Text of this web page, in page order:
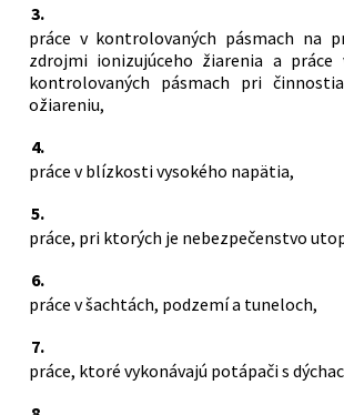
3.
práce v kontrolovaných pásmach na
zdrojmi ionizujúceho žiarenia a práce
kontrolovaných pásmach pri
ožiareniu,
4.
práce v blízkosti vysokého napätia,
5.
práce, pri ktorých je nebezpečenstvo
6.
práce v šachtách, podzemí a tuneloch,
7.
práce, ktoré vykonávajú potápači s